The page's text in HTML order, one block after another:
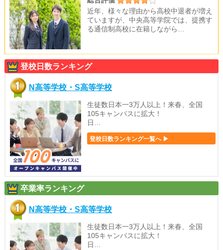
近年、様々な理由から高校中退者が増え
ていますが、中央高等学院では、提携す
る通信制高校に在籍しながら…
登校日数ランキング
N高等学校・S高等学校
生徒数日本一3万人以上！来春、全国
105キャンパスに拡大！
日…
登校日数ランキング一覧へ ▶
卒業率ランキング
N高等学校・S高等学校
生徒数日本一3万人以上！来春、全国
105キャンパスに拡大！
日…